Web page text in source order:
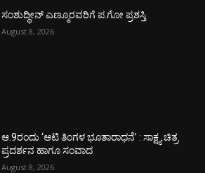
ಸಂಶುದ್ಧೀನ್ ಎಣ್ಮೂರವರಿಗೆ ಪ.ಗೋ ಪ್ರಶಸ್ತಿ
August 8, 2026
ಆ.9ರಂದು ‘ಆಟಿ ತಿಂಗಳ ಭೂತಾರಾಧನೆ’ : ಸಾಕ್ಷ್ಯ ಚಿತ್ರ
ಪ್ರದರ್ಶನ ಹಾಗೂ ಸಂವಾದ
August 8, 2026